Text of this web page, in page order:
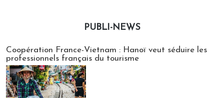
PUBLI-NEWS
Coopération France-Vietnam : Hanoï veut séduire les
professionnels français du tourisme